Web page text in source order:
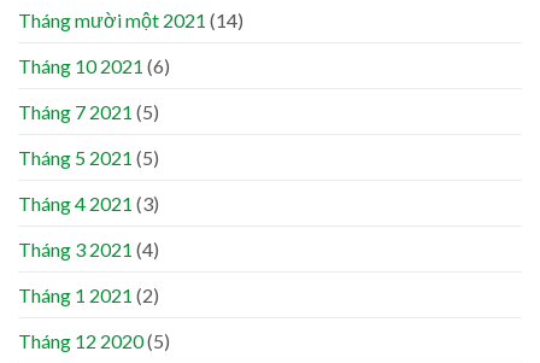
Tháng mười một 2021 (14)
Tháng 10 2021 (6)
Tháng 7 2021 (5)
Tháng 5 2021 (5)
Tháng 4 2021 (3)
Tháng 3 2021 (4)
Tháng 1 2021 (2)
Tháng 12 2020(5)